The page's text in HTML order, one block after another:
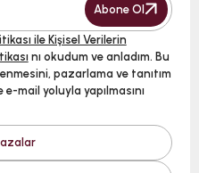
Abone Ol
ile Kişisel Verilerin
nı okudum ve anladım. Bu
pazarlama ve tanıtım
mail yoluyla yapılmasını